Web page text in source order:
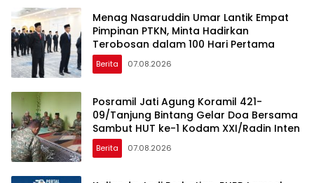
Menag Nasaruddin Umar Lantik Empat
Pimpinan PTKN, Minta Hadirkan
Terobosan dalam 100 Hari Pertama
Berita 07.08.2026
Posramil Jati Agung Koramil 421-
09/Tanjung Bintang Gelar Doa Bersama
Sambut HUT ke-1 Kodam XXI/Radin Inten
Berita 07.08.2026